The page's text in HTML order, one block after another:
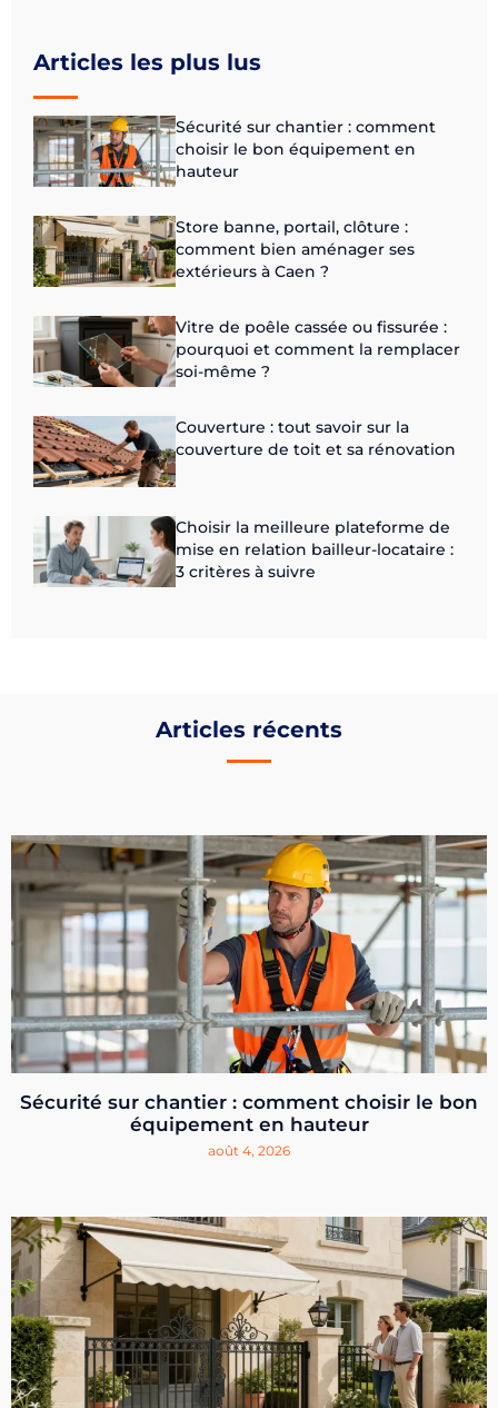
Articles les plus lus
Sécurité sur chantier : comment
choisir le bon équipement en
hauteur
Store banne, portail, clôture :
comment bien aménager ses
extérieurs à Caen ?
Vitre de poêle cassée ou fissurée :
pourquoi et comment la remplacer
soi-même ?
Couverture : tout savoir sur la
couverture de toit et sa rénovation
Choisir la meilleure plateforme de
mise en relation bailleur-locataire :
3 critères à suivre
Articles récents
Sécurité sur chantier : comment choisir le bon
équipement en hauteur
août 4, 2026